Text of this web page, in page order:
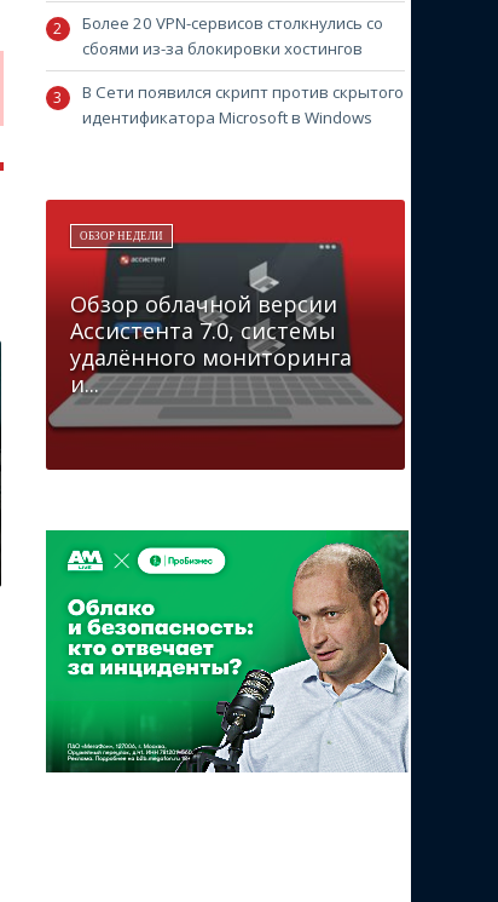
Более 20 VPN-сервисов столкнулись со
сбоями из-за блокировки хостингов
В Сети появился скрипт против скрытого
идентификатора Microsoft в Windows
ОБЗОР НЕДЕЛИ
Обзор облачной версии
Ассистента 7.0, системы
удалённого мониторинга
и...